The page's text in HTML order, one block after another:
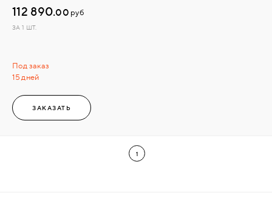
Под заказ
15 дней
112 890.00 руб
ЗА 1 ШТ.
ЗАКАЗАТЬ
1